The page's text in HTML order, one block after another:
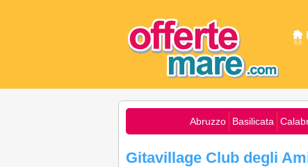
Abruzzo Basilicata
Gitavillage Club degli